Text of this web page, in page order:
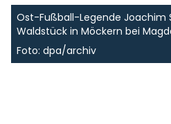
Ost-Fußball-Legende Joachim
Waldstück in Möckern bei
Foto: dpa/archiv